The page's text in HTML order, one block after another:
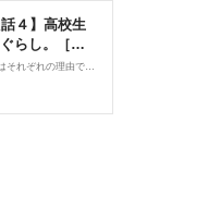
４】高校生
らし。［交
モリ×ハムス◆前回のあらすじ◆父・母・兄はそれぞれの理由で就労が難しくなってしまった。◆前の話を読む◆ ◆コミックエッセイ劇場HPでは全編公開されています◆ 当ブログでは再掲というかたちになりますが、後書き的な一言を交えつつ全６回でお送りします。今回は第４回です。それで